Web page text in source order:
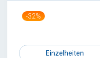
-32%
Einzelheiten